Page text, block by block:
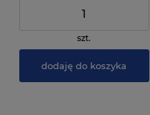
szt.
dodaję do koszyka